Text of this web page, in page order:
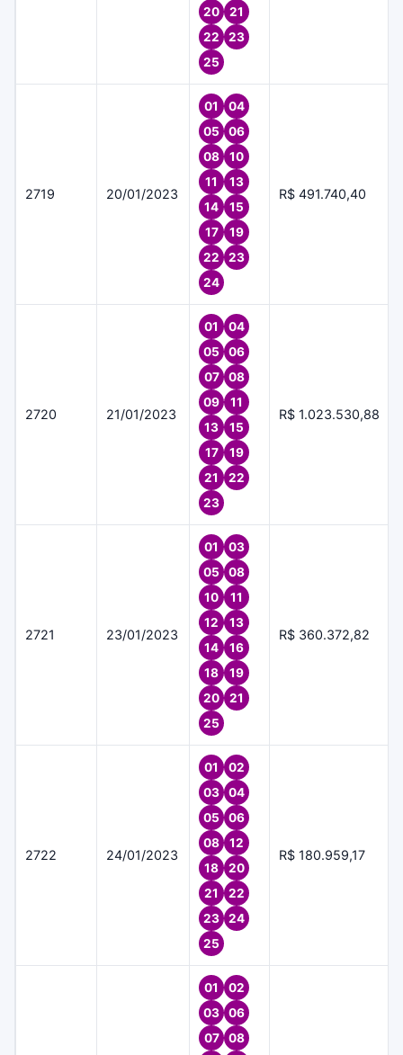
20
21
22
23
25
2719 20/01/2023
01
04
05
06
08
10
11
13
14
15
17
19
22
23
24
R$ 491.740,40
2720 21/01/2023
01
04
05
06
07
08
09
11
13
15
17
19
21
22
23
R$ 1.023.530,88
2721 23/01/2023
01
03
05
08
10
11
12
13
14
16
18
19
20
21
25
R$ 360.372,82
2722 24/01/2023
01
02
03
04
05
06
08
12
18
20
21
22
23
24
25
R$ 180.959,17
01
02
03
06
07
08